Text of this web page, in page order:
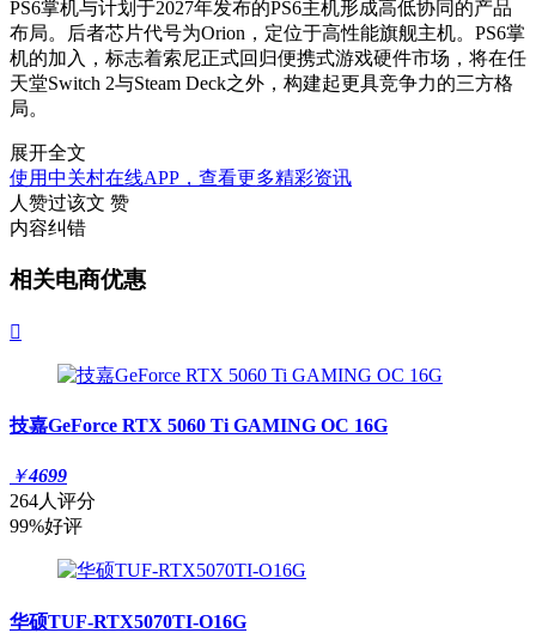
PS6掌机与计划于2027年发布的PS6主机形成高低协同的产品
布局。后者芯片代号为Orion，定位于高性能旗舰主机。PS6掌
机的加入，标志着索尼正式回归便携式游戏硬件市场，将在任
天堂Switch 2与Steam Deck之外，构建起更具竞争力的三方格
局。
展开全文
使用中关村在线APP，查看更多精彩资讯
人赞过该文 赞
内容纠错
相关电商优惠

技嘉GeForce RTX 5060 Ti GAMING OC 16G
￥4699
264人评分
99%好评
华硕TUF-RTX5070TI-O16G